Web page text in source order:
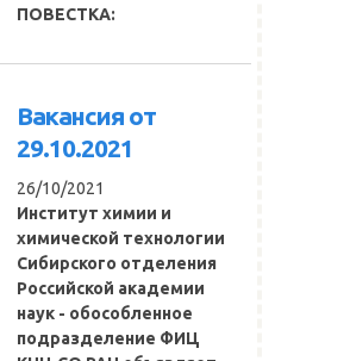
ПОВЕСТКА:
Вакансия от
29.10.2021
26/10/2021
Институт химии и
химической технологии
Сибирского отделения
Российской академии
наук - обособленное
подразделение ФИЦ